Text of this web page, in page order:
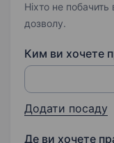
Ніхто не побачить
дозволу.
Ким ви хочете
Додати посаду
Де ви хочете